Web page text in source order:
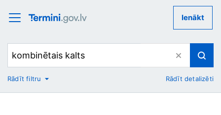
Ienākt
No
Rādīt filtru Rādīt detalizēti